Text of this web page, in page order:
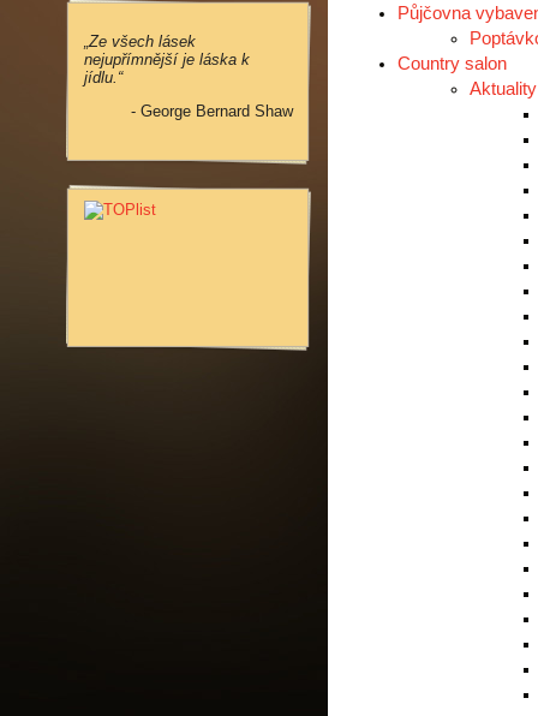
„Ze všech lásek
nejupřímnější je láska k
jídlu.“
- George Bernard Shaw
Půjčovna
Country salon
Aktuality